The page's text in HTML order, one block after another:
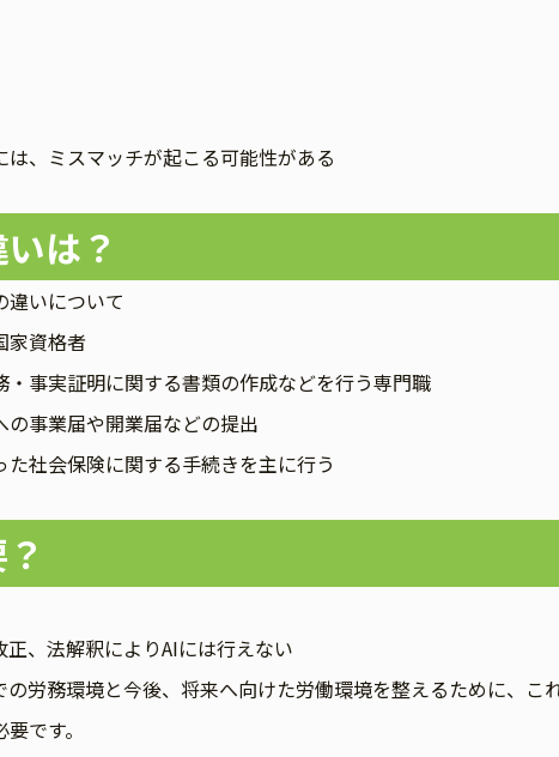
、ミスマッチが起こる可能性がある
は？
違いについて
家資格者
事実証明に関する書類の作成などを行う専門職
の事業届や開業届などの提出
社会保険に関する手続きを主に行う
、法解釈によりAIには行えない
労務環境と今後、将来へ向けた労働環境を整えるために、
です。